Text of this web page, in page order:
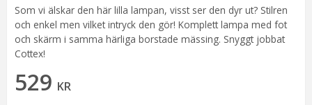
Som vi älskar den här lilla lampan, visst ser den dyr ut? Stilren
och enkel men vilket intryck den gör! Komplett lampa med fot
och skärm i samma härliga borstade mässing. Snyggt jobbat
Cottex!
529 KR